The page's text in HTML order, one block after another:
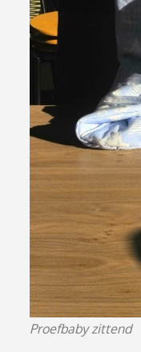
Proefbaby zittend